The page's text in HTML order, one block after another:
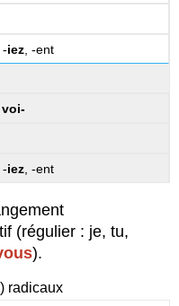
, -iez , -ent
voi-
, -iez , -ent
(régulier : je, tu,
).
radicaux